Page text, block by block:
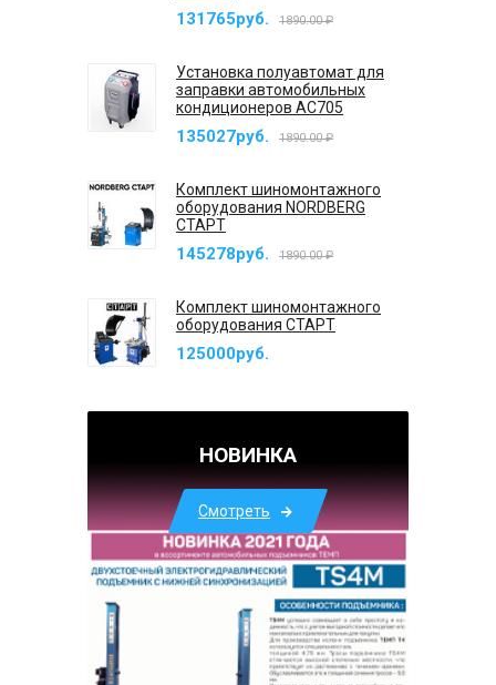
131765руб. 1890.00 ₽
Установка полуавтомат для
заправки автомобильных
кондиционеров AC705
135027руб. 1890.00 ₽
Комплект шиномонтажного
оборудования NORDBERG
СТАРТ
145278руб. 1890.00 ₽
Комплект шиномонтажного
оборудования СТАРТ
125000руб.
НОВИНКА
Смотреть